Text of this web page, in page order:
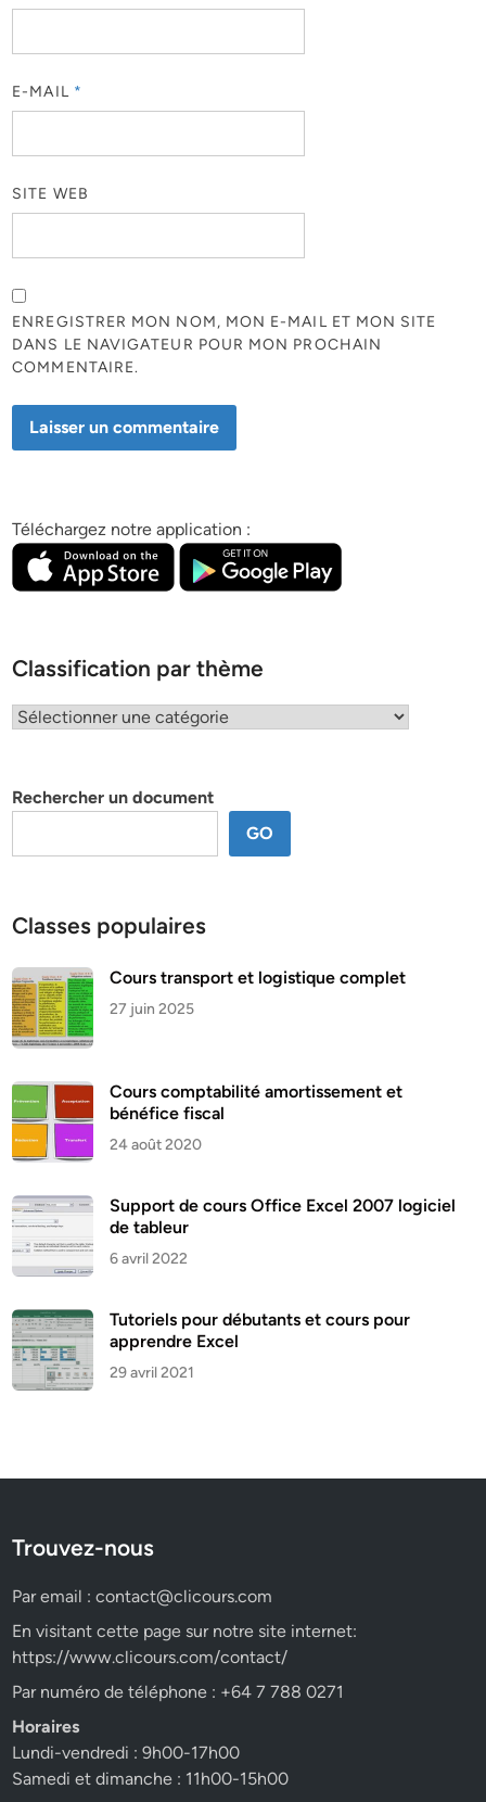
E-MAIL *
SITE WEB
ENREGISTRER MON NOM, MON E-MAIL ET MON SITE
DANS LE NAVIGATEUR POUR MON PROCHAIN
COMMENTAIRE.
Téléchargez notre application :
Classification par thème
Classification
Rechercher un document
GO
Classes populaires
Cours transport et logistique complet
27 juin 2025
Cours comptabilité amortissement et
bénéfice fiscal
24 août 2020
Support de cours Office Excel 2007 logiciel
de tableur
6 avril 2022
Tutoriels pour débutants et cours pour
apprendre Excel
29 avril 2021
Trouvez-nous
Par email :contact@clicours.com
En visitant cette page sur notre site internet:
https://www.clicours.com/contact/
Par numéro de téléphone : +64 7 788 0271
Horaires
Lundi-vendredi : 9h00-17h00
Samedi et dimanche : 11h00-15h00